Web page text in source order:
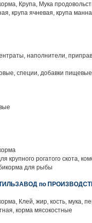
Крупа, Мука
крупа ячневая, крупа
наполнители,
специи, добавки пищевые
крупного рогатого скота,
для рыбы
по
Клей, жир, кость, мука,
корма мясокостные